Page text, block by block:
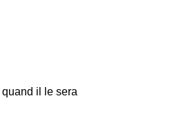
il le sera